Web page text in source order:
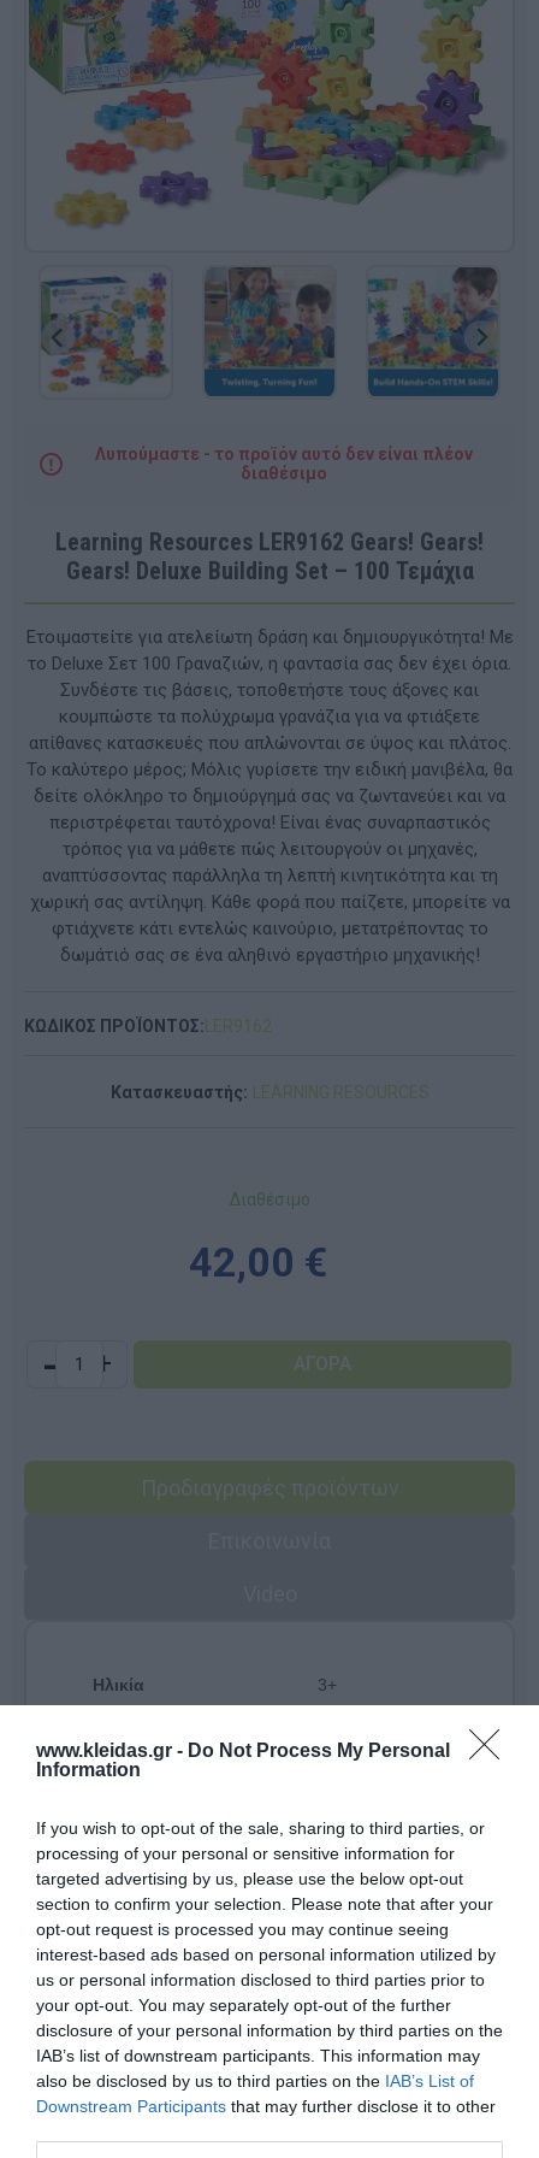
www.kleidas.gr - Do Not Process My Personal
Information
If you wish to opt-out of the sale, sharing to third parties, or
processing of your personal or sensitive information for
targeted advertising by us, please use the below opt-out
section to confirm your selection. Please note that after your
opt-out request is processed you may continue seeing
interest-based ads based on personal information utilized by
us or personal information disclosed to third parties prior to
your opt-out. You may separately opt-out of the further
disclosure of your personal information by third parties on the
IAB’s list of downstream participants. This information may
also be disclosed by us to third parties on the IAB’s List of
Downstream Participants that may further disclose it to other
Λυπούμαστε - το προϊόν αυτό δεν είναι πλέον
διαθέσιμο
Learning Resources LER9162 Gears! Gears!
Gears! Deluxe Building Set – 100 Τεμάχια
Ετοιμαστείτε για ατελείωτη δράση και δημιουργικότητα! Με
το Deluxe Σετ 100 Γραναζιών, η φαντασία σας δεν έχει όρια.
Συνδέστε τις βάσεις, τοποθετήστε τους άξονες και
κουμπώστε τα πολύχρωμα γρανάζια για να φτιάξετε
απίθανες κατασκευές που απλώνονται σε ύψος και πλάτος.
Το καλύτερο μέρος; Μόλις γυρίσετε την ειδική μανιβέλα, θα
δείτε ολόκληρο το δημιούργημά σας να ζωντανεύει και να
περιστρέφεται ταυτόχρονα! Είναι ένας συναρπαστικός
τρόπος για να μάθετε πώς λειτουργούν οι μηχανές,
αναπτύσσοντας παράλληλα τη λεπτή κινητικότητα και τη
χωρική σας αντίληψη. Κάθε φορά που παίζετε, μπορείτε να
φτιάχνετε κάτι εντελώς καινούριο, μετατρέποντας το
δωμάτιό σας σε ένα αληθινό εργαστήριο μηχανικής!
ΚΩΔΙΚΟΣ ΠΡΟΪΟΝΤΟΣ: LER9162
Κατασκευαστής: LEARNING RESOURCES
Διαθέσιμο
42,00 €
- +
Προδιαγραφές προϊόντων
Ηλικία 3+
Από το 1994, η αγγλικήLearning Resourcesηγείται
στον χώρο των εκπαιδευτικών παιχνιδιών,